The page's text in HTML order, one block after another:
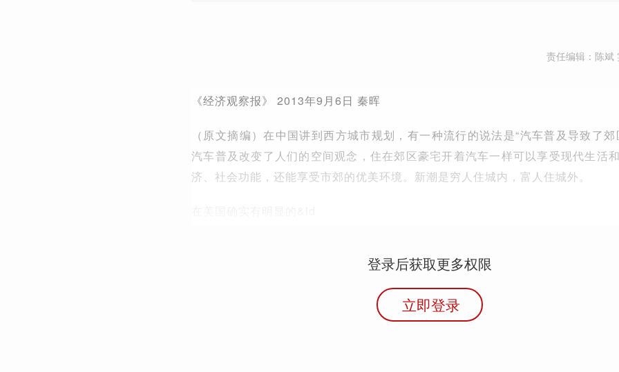
责任编辑：陈斌
《经济观察报》 2013年9月6日 秦晖
（原文摘编）在中国讲到西方城市规划，有一种流行的说法是“汽车普及导致了郊
汽车普及改变了人们的空间观念，住在郊区豪宅开着汽车一样可以享受现代生活
济、社会功能，还能享受市郊的优美环境。新潮是穷人住城内，富人住城外。
登录后获取更多权限
立即登录